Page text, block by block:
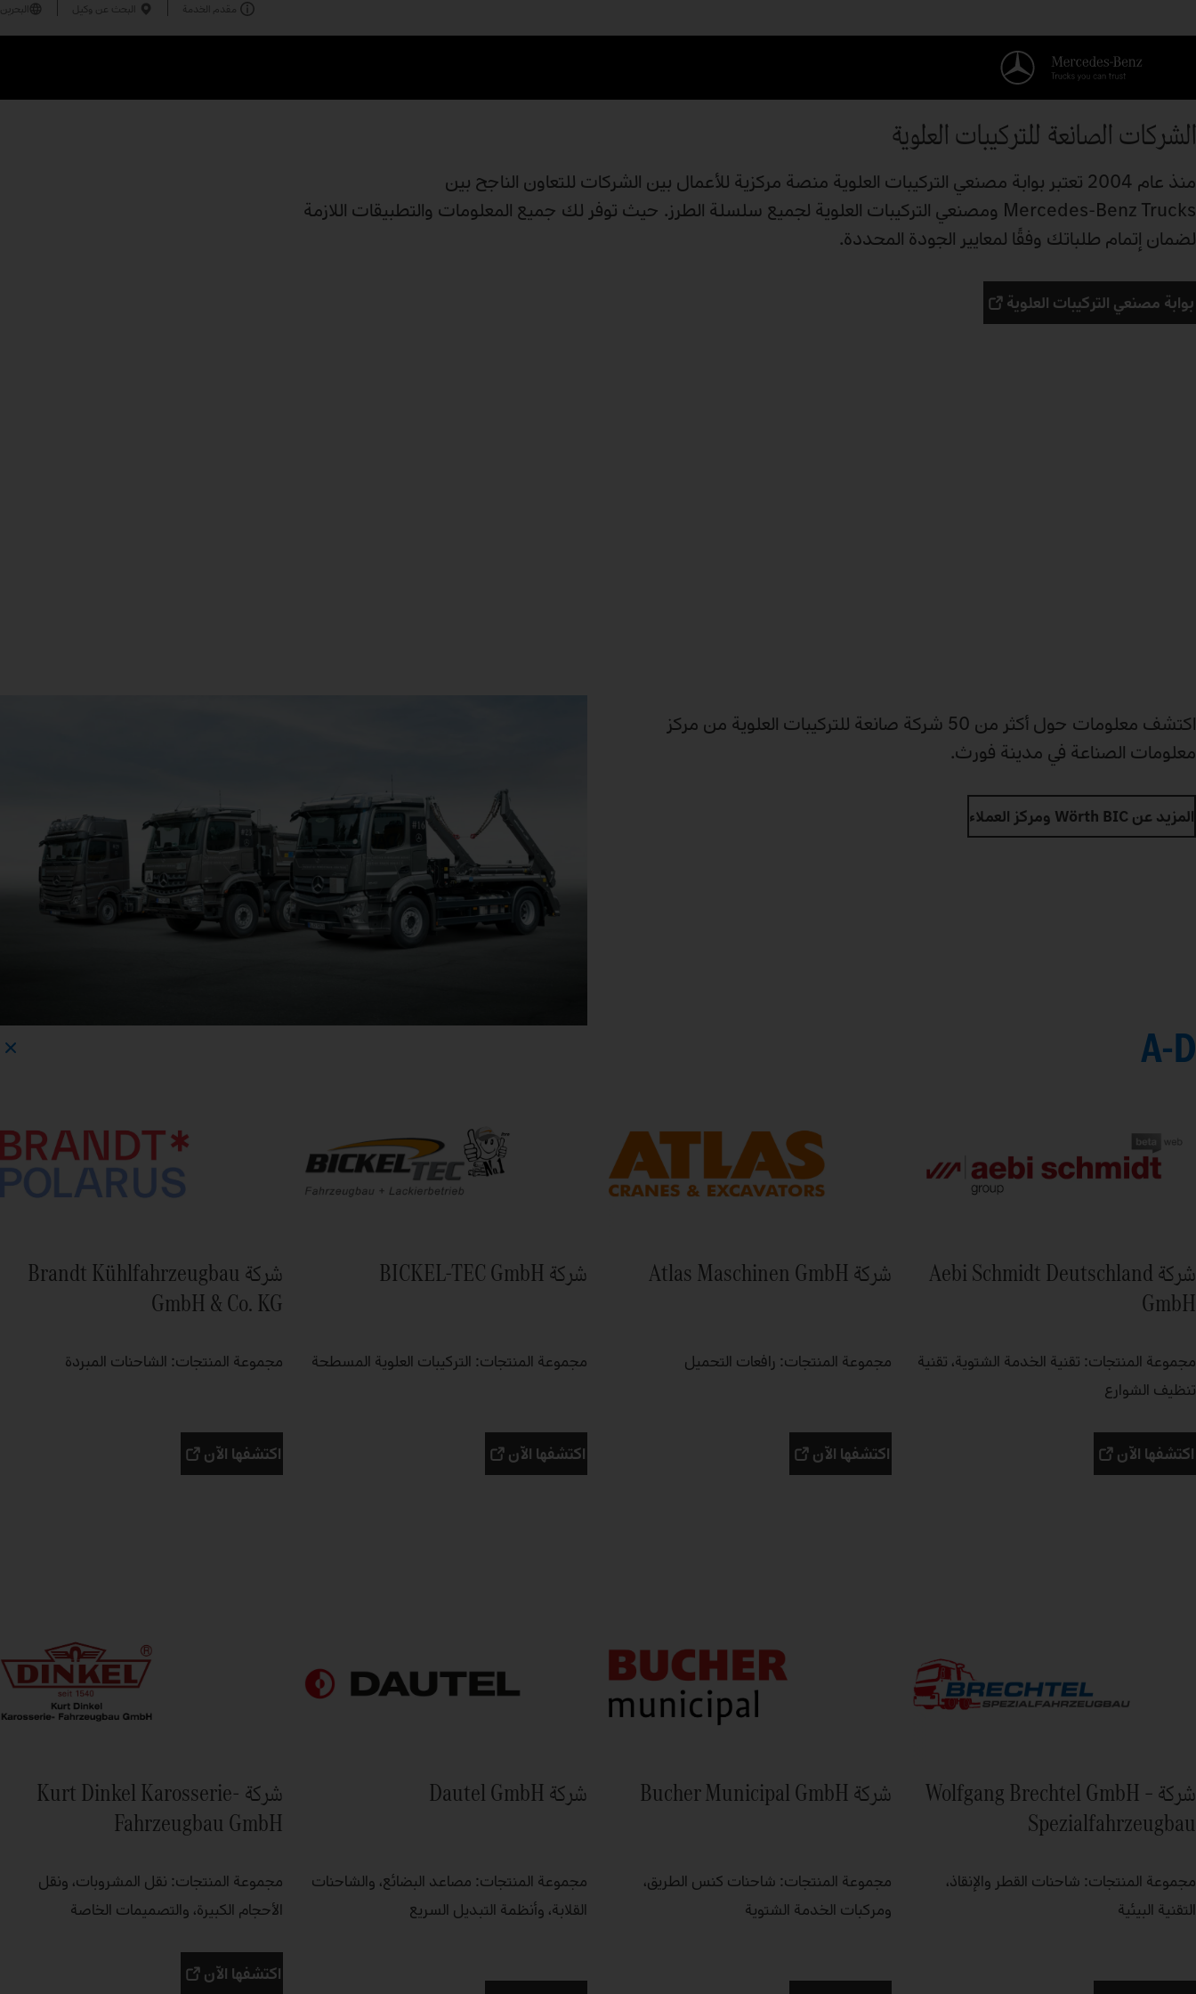
مقدم الخدمة البحث عن وكيل البحرين
الشركات الصانعة للتركيبات العلوية
منذ عام 2004 تعتبر بوابة مصنعي التركيبات العلوية منصة مركزية للأعمال بين الشركات للتعاون الناجح بين
Mercedes‑Benz Trucks ومصنعي التركيبات العلوية لجميع سلسلة الطرز. حيث توفر لك جميع المعلومات والتطبيقات اللازمة
لضمان إتمام طلباتك وفقًا لمعايير الجودة المحددة.
بوابة مصنعي التركيبات العلوية
اكتشف معلومات حول أكثر من 50 شركة صانعة للتركيبات العلوية من مركز
معلومات الصناعة في مدينة فورث.
المزيد عن Wörth BIC ومركز العملاء
A-D
شركة Aebi Schmidt Deutschland
GmbH
مجموعة المنتجات: تقنية الخدمة الشتوية، تقنية
تنظيف الشوارع
اكتشفها الآن
شركة Atlas Maschinen GmbH
مجموعة المنتجات: رافعات التحميل
اكتشفها الآن
شركة BICKEL-TEC GmbH
مجموعة المنتجات: التركيبات العلوية المسطحة
اكتشفها الآن
شركة Brandt Kühlfahrzeugbau
GmbH & Co. KG
مجموعة المنتجات: الشاحنات المبردة
اكتشفها الآن
شركة Wolfgang Brechtel GmbH –
Spezialfahrzeugbau
مجموعة المنتجات: شاحنات القطر والإنقاذ،
التقنية البيئية
شركة Bucher Municipal GmbH
مجموعة المنتجات: شاحنات كنس الطريق،
ومركبات الخدمة الشتوية
شركة Dautel GmbH
مجموعة المنتجات: مصاعد البضائع، والشاحنات
القلابة، وأنظمة التبديل السريع
شركة Kurt Dinkel Karosserie-
Fahrzeugbau GmbH
مجموعة المنتجات: نقل المشروبات، ونقل
الأحجام الكبيرة، والتصميمات الخاصة
اكتشفها الآن